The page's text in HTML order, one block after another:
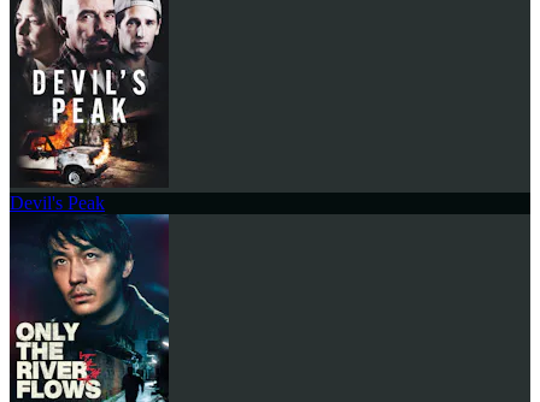
Devil's Peak